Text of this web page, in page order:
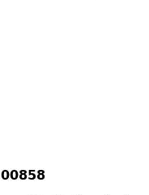
𝟬𝟬𝟴𝟱𝟴